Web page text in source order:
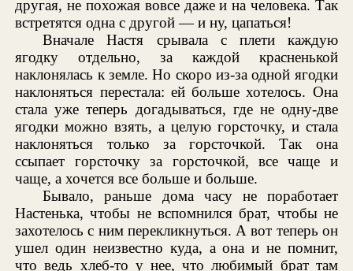
другая, не похожая вовсе даже и на человека. Так
встретятся одна с другой — и ну, цапаться!
Вначале Настя срывала с плети каждую
ягодку отдельно, за каждой красненькой
наклонялась к земле. Но скоро из-за одной ягодки
наклоняться перестала: ей больше хотелось. Она
стала уже теперь догадываться, где не одну-две
ягодки можно взять, а целую горсточку, и стала
наклоняться только за горсточкой. Так она
ссыпает горсточку за горсточкой, все чаще и
чаще, а хочется все больше и больше.
Бывало, раньше дома часу не поработает
Настенька, чтобы не вспомнился брат, чтобы не
захотелось с ним перекликнуться. А вот теперь он
ушел один неизвестно куда, а она и не помнит,
что ведь хлеб-то у нее, что любимый брат там